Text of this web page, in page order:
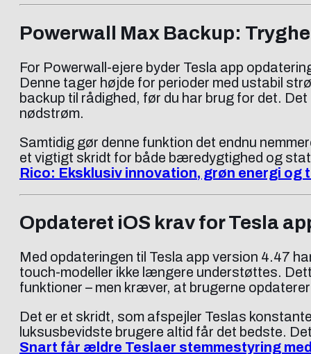
Powerwall Max Backup:
For Powerwall-ejere byder Tesla app
Denne tager højde for perioder med ustabil
backup til rådighed, før du har brug for det.
nødstrøm.
Samtidig gør denne funktion det endnu
et vigtigt skridt for både bæredygtighed og
Rico: Eksklusiv innovation, grøn energi
Opdateret iOS krav for Tesla
Med opdateringen til Tesla app version 4.47
touch-modeller ikke længere understøttes.
funktioner – men kræver, at brugerne
Det er et skridt, som afspejler Teslas
luksusbevidste brugere altid får det bedste.
Snart får ældre Teslaer stemmestyring